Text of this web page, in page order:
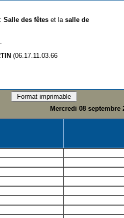
:Salle des fêtes et lasalle de
(06.17.11.03.66
Mercredi 08 septembre